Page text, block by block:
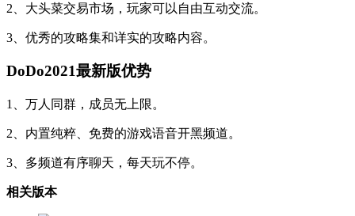
2、大头菜交易市场，玩家可以自由互动交流。
3、优秀的攻略集和详实的攻略内容。
DoDo2021最新版优势
1、万人同群，成员无上限。
2、内置纯粹、免费的游戏语音开黑频道。
3、多频道有序聊天，每天玩不停。
相关版本